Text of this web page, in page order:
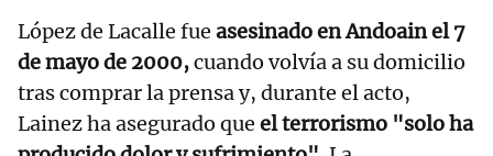
López de Lacalle fue asesinado en Andoain el 7
de mayo de 2000,cuando volvía a su domicilio
tras comprar la prensa y, durante el acto,
Lainez ha asegurado que el terrorismo "solo ha